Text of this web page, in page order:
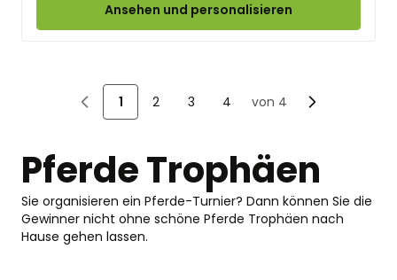
Ansehen und personalisieren
Sie lesen gerade die Seite
1 Seite
2 Seite
3 Seite
4 von 4
Pferde Trophäen
Sie organisieren ein Pferde-Turnier? Dann können Sie die
Gewinner nicht ohne schöne Pferde Trophäen nach
Hause gehen lassen.